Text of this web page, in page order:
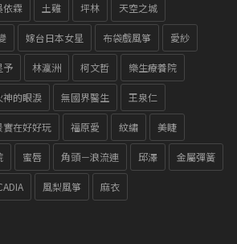
依霖 土雞 坪林 天空之城
嫁台日本女星 布袋戲風箏 愛紗
予 林瀛洲 柯文哲 樂生療養院
神的眼淚 無國界醫生 王泉仁
實在好好玩 福原愛 紋繡 美睫
蜜唇 角頭－浪流連 邱澤 金屬彈簧
風梨風箏 麻衣